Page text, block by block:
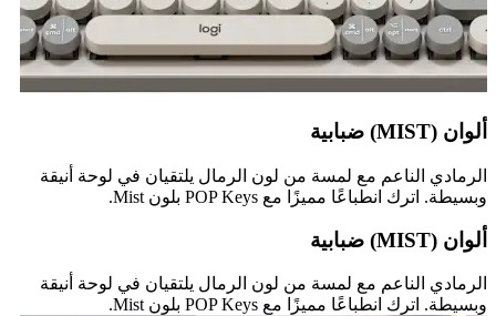
ألوان (MIST) ضبابية
الرمادي الناعم مع لمسة من لون الرمال يلتقيان في لوحة أنيقة
وبسيطة. اترك انطباعًا مميزًا مع POP Keys بلون Mist.
ألوان (MIST) ضبابية
الرمادي الناعم مع لمسة من لون الرمال يلتقيان في لوحة أنيقة
وبسيطة. اترك انطباعًا مميزًا مع POP Keys بلون Mist.